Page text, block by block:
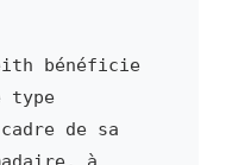
bénéficie
type
de sa